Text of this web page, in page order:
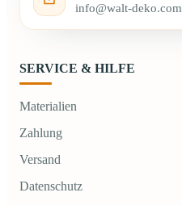
info@walt-deko.com
SERVICE & HILFE
Materialien
Zahlung
Versand
Datenschutz